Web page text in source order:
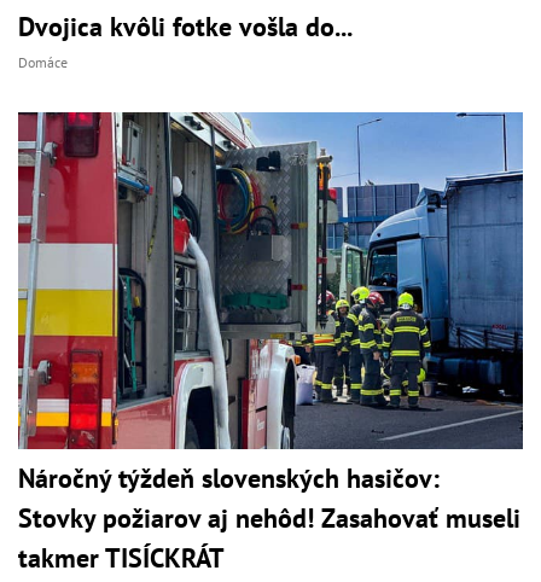
Dvojica kvôli fotke vošla do...
Domáce
Náročný týždeň slovenských hasičov:
Stovky požiarov aj nehôd! Zasahovať museli
takmer TISÍCKRÁT